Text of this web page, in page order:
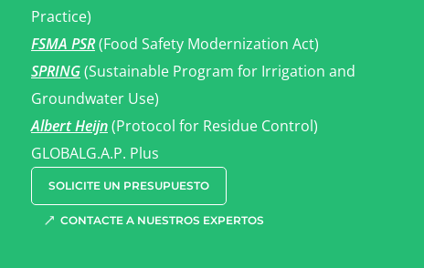
Practice)
FSMA PSR(Food Safety Modernization Act)
SPRING(Sustainable Program for Irrigation and
Groundwater Use)
Albert Heijn(Protocol for Residue Control)
GLOBALG.A.P. Plus
SOLICITE UN PRESUPUESTO
CONTACTE A NUESTROS EXPERTOS